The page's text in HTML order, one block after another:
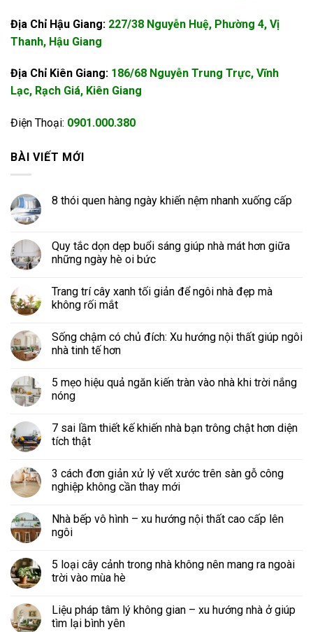
Địa Chỉ Hậu Giang: 227/38 Nguyễn Huệ, Phường 4, Vị
Thanh, Hậu Giang
Địa Chỉ Kiên Giang: 186/68 Nguyễn Trung Trực, Vĩnh
Lạc, Rạch Giá, Kiên Giang
Điện Thoại: 0901.000.380
BÀI VIẾT MỚI
8 thói quen hàng ngày khiến nệm nhanh xuống cấp
Quy tắc dọn dẹp buổi sáng giúp nhà mát hơn giữa
những ngày hè oi bức
Trang trí cây xanh tối giản để ngôi nhà đẹp mà
không rối mắt
Sống chậm có chủ đích: Xu hướng nội thất giúp ngôi
nhà tinh tế hơn
5 mẹo hiệu quả ngăn kiến tràn vào nhà khi trời nắng
nóng
7 sai lầm thiết kế khiến nhà bạn trông chật hơn diện
tích thật
3 cách đơn giản xử lý vết xước trên sàn gỗ công
nghiệp không cần thay mới
Nhà bếp vô hình – xu hướng nội thất cao cấp lên
ngôi
5 loại cây cảnh trong nhà không nên mang ra ngoài
trời vào mùa hè
Liệu pháp tâm lý không gian – xu hướng nhà ở giúp
tìm lại bình yên